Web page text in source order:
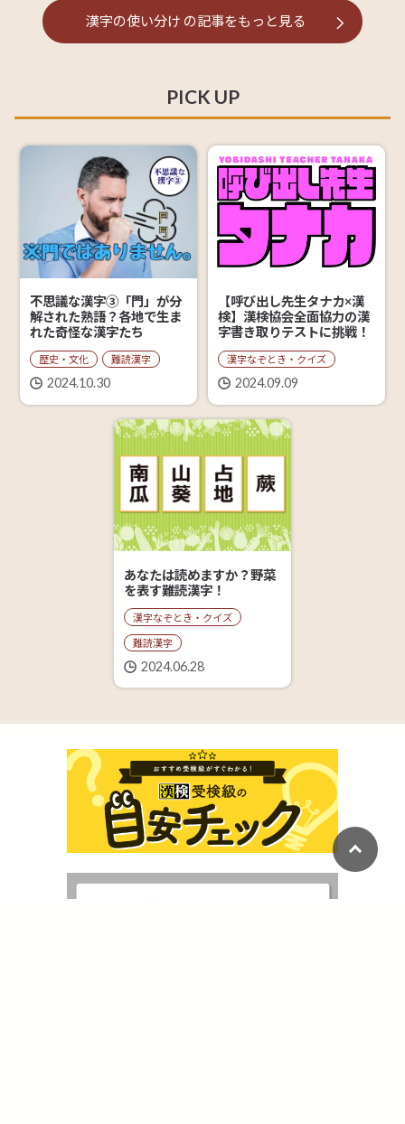
漢字の使い分け の記事をもっと見る
PICK UP
不思議な漢字③「門」が分
解された熟語？各地で生ま
れた奇怪な漢字たち
歴史・文化 難読漢字
2024.10.30
【呼び出し先生タナカ×漢
検】漢検協会全面協力の漢
字書き取りテストに挑戦！
漢字なぞとき・クイズ
2024.09.09
あなたは読めますか？野菜
を表す難読漢字！
漢字なぞとき・クイズ
難読漢字
2024.06.28